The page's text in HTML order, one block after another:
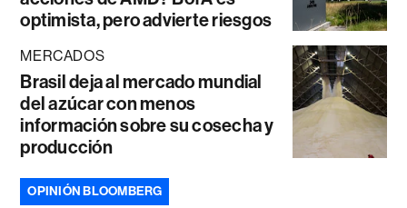
optimista, pero advierte riesgos
MERCADOS
Brasil deja al mercado mundial
del azúcar con menos
información sobre su cosecha y
producción
OPINIÓN BLOOMBERG